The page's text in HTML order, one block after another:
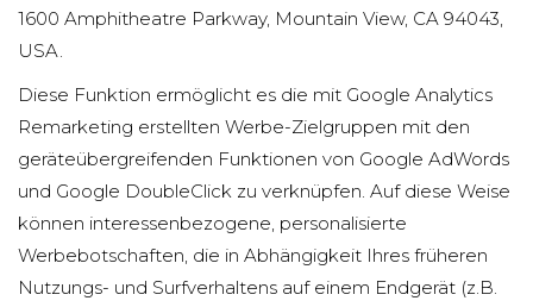
1600 Amphitheatre Parkway, Mountain View, CA 94043,
USA.
Diese Funktion ermöglicht es die mit Google Analytics
Remarketing erstellten Werbe-Zielgruppen mit den
geräteübergreifenden Funktionen von Google AdWords
und Google DoubleClick zu verknüpfen. Auf diese Weise
können interessenbezogene, personalisierte
Werbebotschaften, die in Abhängigkeit Ihres früheren
Nutzungs- und Surfverhaltens auf einem Endgerät (z.B.